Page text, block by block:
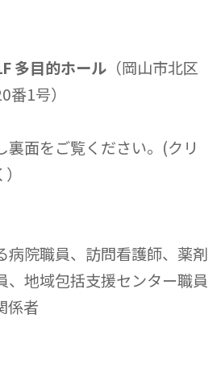
多目的ホール （岡山市北区
1号）
裏面をご覧ください。(クリ
病院職員、訪問看護師、薬剤
、地域包括支援センター職員
係者